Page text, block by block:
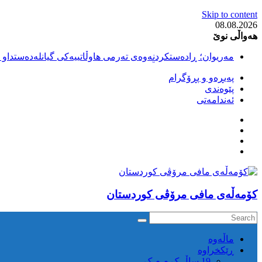
Skip to content
08.08.2026
هەواڵی نوێ
مەریوان؛ ڕادەستکردنەوەی تەرمی هاوڵاتییەکی
سەقز؛ دەسبەسەری دوو گەنج لەلایەن هێزە ئەمنییەکانی
کوژرانی هاوڵاتییەکی خەڵکی سەردەشت لە کاتی کۆڵبەری لە
مەریوان و ڕوانسەر؛ کوژرانی دوو هاوڵاتی لە کاتی
پەیڕەو و پڕۆگرام
پێوەندی
ئەندامەتی
كۆمه‌ڵه‌ی مافی مرۆڤی کوردستان
ماڵه‌وه‌
ڕێکخراوە